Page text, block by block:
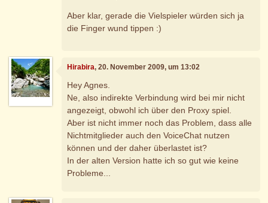
Aber klar, gerade die Vielspieler würden sich ja
die Finger wund tippen :)
Hirabira, 20. November 2009, um 13:02
Hey Agnes.
Ne, also indirekte Verbindung wird bei mir nicht
angezeigt, obwohl ich über den Proxy spiel.
Aber ist nicht immer noch das Problem, dass alle
Nichtmitglieder auch den VoiceChat nutzen
können und der daher überlastet ist?
In der alten Version hatte ich so gut wie keine
Probleme...